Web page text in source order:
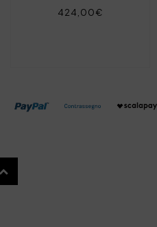
424,00€